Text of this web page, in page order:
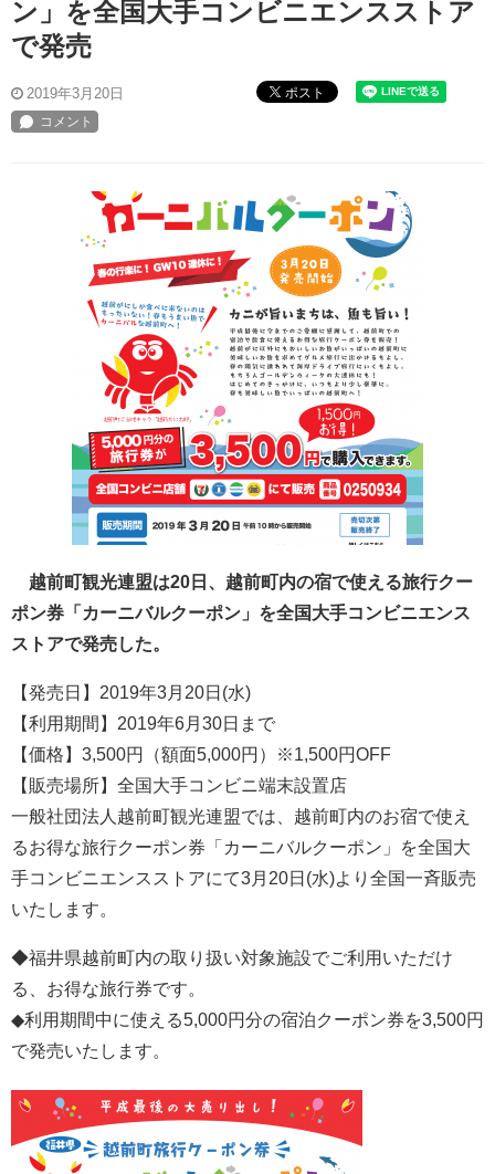
ン」を全国大手コンビニエンスストア
で発売
2019年3月20日 ポスト
越前町観光連盟は20日、越前町内の宿で使える旅行クー
ポン券「カーニバルクーポン」を全国大手コンビニエンス
ストアで発売した。
【発売日】2019年3月20日(水)
【利用期間】2019年6月30日まで
【価格】3,500円（額面5,000円）※1,500円OFF
【販売場所】全国大手コンビニ端末設置店
一般社団法人越前町観光連盟では、越前町内のお宿で使え
るお得な旅行クーポン券「カーニバルクーポン」を全国大
手コンビニエンスストアにて3月20日(水)より全国一斉販売
いたします。
◆福井県越前町内の取り扱い対象施設でご利用いただけ
る、お得な旅行券です。
◆利用期間中に使える5,000円分の宿泊クーポン券を3,500円
で発売いたします。